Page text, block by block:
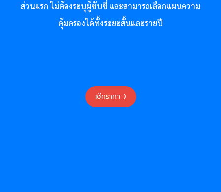
ส่วนแรก ไม่ต้องระบุผู้ขับขี่ และสามารถเลือกแผนความ
คุ้มครองได้ทั้งระยะสั้นและรายปี
เช็คราคา >